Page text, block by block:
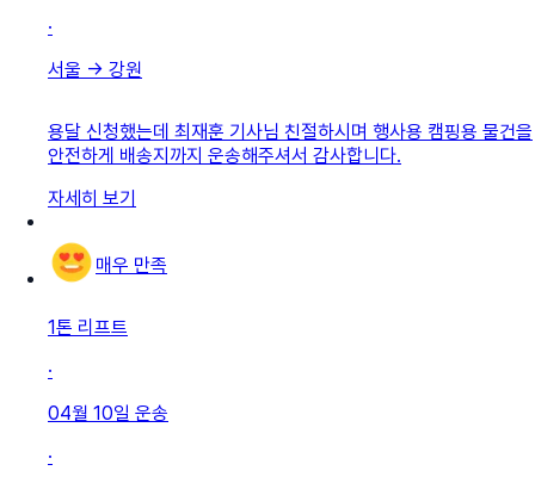
·
서울 → 강원
용달 신청했는데 최재훈 기사님 친절하시며 행사용 캠핑용 물건을
안전하게 배송지까지 운송해주셔서 감사합니다.
자세히 보기
매우 만족
1톤 리프트
·
04월 10일 운송
·